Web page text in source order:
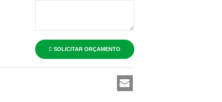
SOLICITAR ORÇAMENTO